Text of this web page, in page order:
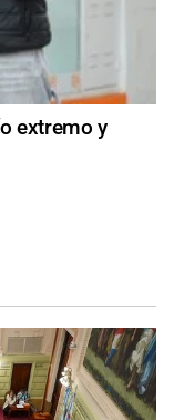
extremo y